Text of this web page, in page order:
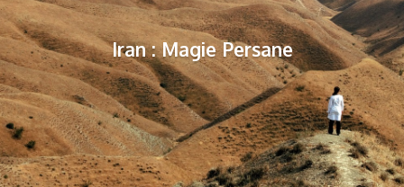
Iran : Magie Persane